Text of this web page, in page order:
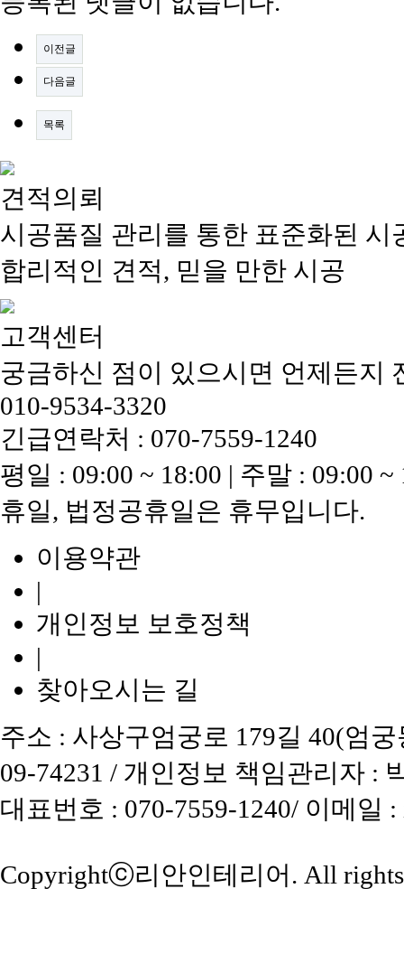
이전글
다음글
목록
견적의뢰
시공품질 관리를 통한 표준화된 시
합리적인 견적, 믿을 만한 시공
고객센터
궁금하신 점이 있으시면 언제든지
010-9534-3320
긴급연락처 : 070-7559-1240
평일 : 09:00 ~ 18:00 | 주말 : 09:00 ~
휴일, 법정공휴일은 휴무입니다.
이용약관
|
개인정보 보호정책
|
찾아오시는 길
주소 : 사상구엄궁로 179길 40(엄
09-74231 / 개인정보 책임관리자 :
대표번호 : 070-7559-1240/ 이메일
Copyrightⓒ리안인테리어 . All